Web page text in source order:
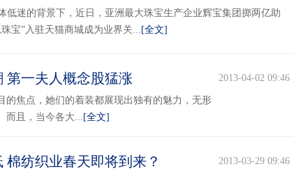
低迷的背景下，近日，亚洲最大珠宝生产企业辉宝集团掷两亿助
宝”入驻天猫商城成为业界关... [全文]
第一夫人概念股猛涨 2013-04-02 09:46
的焦点，她们的着装都展现出独有的魅力，无形
而且，当今各大...[全文]
棉纺织业春天即将到来？ 2013-03-29 09:46